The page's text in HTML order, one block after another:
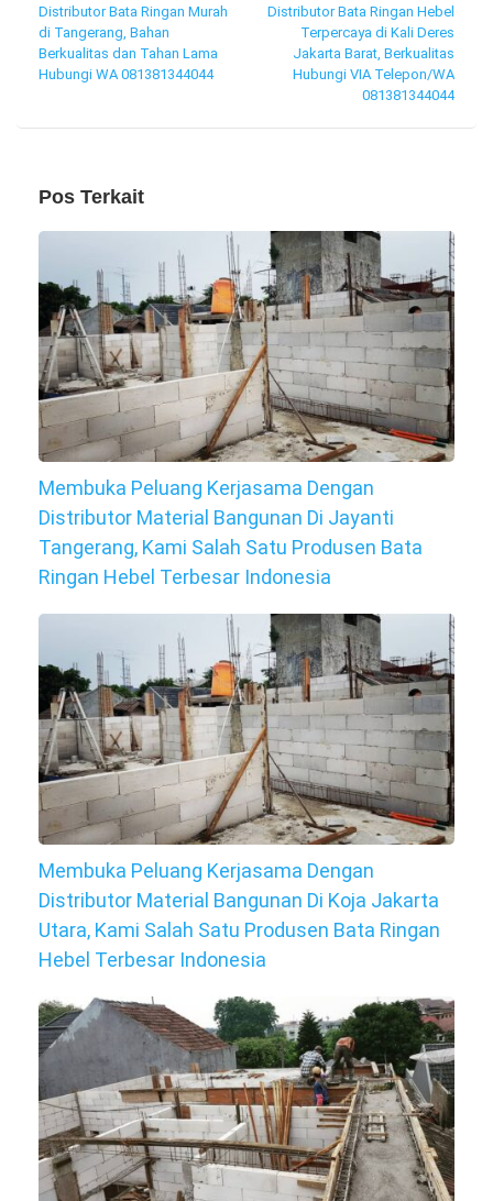
Navigasi
pos
Distributor Bata Ringan Murah
di Tangerang, Bahan
Berkualitas dan Tahan Lama
Hubungi WA 081381344044
Distributor Bata Ringan Hebel
Terpercaya di Kali Deres
Jakarta Barat, Berkualitas
Hubungi VIA Telepon/WA
081381344044
Pos Terkait
Membuka Peluang Kerjasama Dengan
Distributor Material Bangunan Di Jayanti
Tangerang, Kami Salah Satu Produsen Bata
Ringan Hebel Terbesar Indonesia
Membuka Peluang Kerjasama Dengan
Distributor Material Bangunan Di Koja Jakarta
Utara, Kami Salah Satu Produsen Bata Ringan
Hebel Terbesar Indonesia